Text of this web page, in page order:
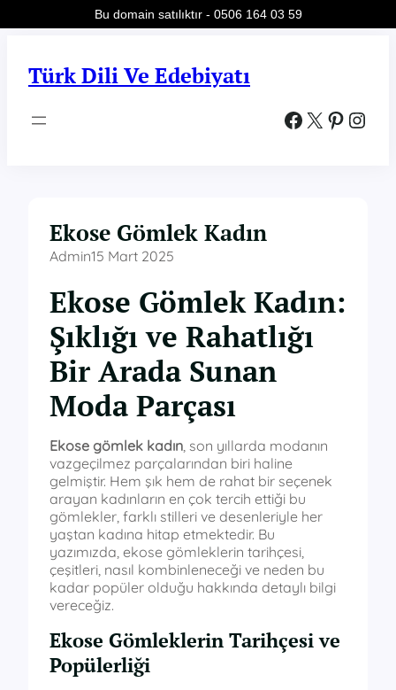
Türk Dili Ve Edebiyatı
Facebook X Pinterest Instagram
Ekose Gömlek Kadın
Admin15 Mart 2025
Ekose Gömlek Kadın:
Şıklığı ve Rahatlığı
Bir Arada Sunan
Moda Parçası
Ekose gömlek kadın , son yıllarda modanın
vazgeçilmez parçalarından biri haline
gelmiştir. Hem şık hem de rahat bir seçenek
arayan kadınların en çok tercih ettiği bu
gömlekler, farklı stilleri ve desenleriyle her
yaştan kadına hitap etmektedir. Bu
yazımızda, ekose gömleklerin tarihçesi,
çeşitleri, nasıl kombinleneceği ve neden bu
kadar popüler olduğu hakkında detaylı bilgi
vereceğiz.
Ekose Gömleklerin Tarihçesi ve
Popülerliği
Bu domain satılıktır - 0506 164 03 59